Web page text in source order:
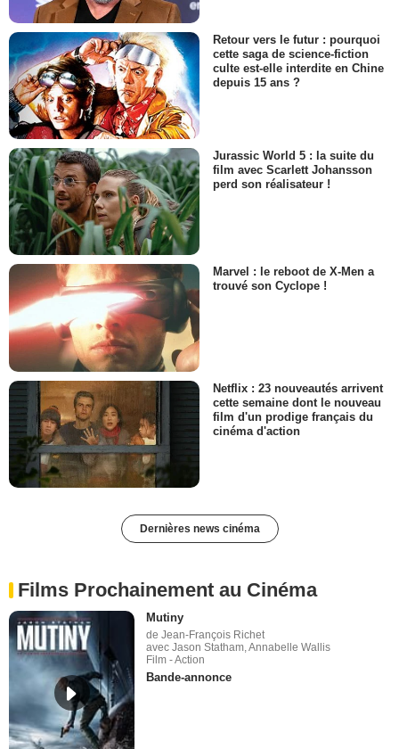
Retour vers le futur : pourquoi
cette saga de science-fiction
culte est-elle interdite en Chine
depuis 15 ans ?
Jurassic World 5 : la suite du
film avec Scarlett Johansson
perd son réalisateur !
Marvel : le reboot de X-Men a
trouvé son Cyclope !
Netflix : 23 nouveautés arrivent
cette semaine dont le nouveau
film d'un prodige français du
cinéma d'action
Dernières news cinéma
Films Prochainement au Cinéma
Mutiny
de Jean-François Richet
avec Jason Statham, Annabelle Wallis
Film - Action
Bande-annonce